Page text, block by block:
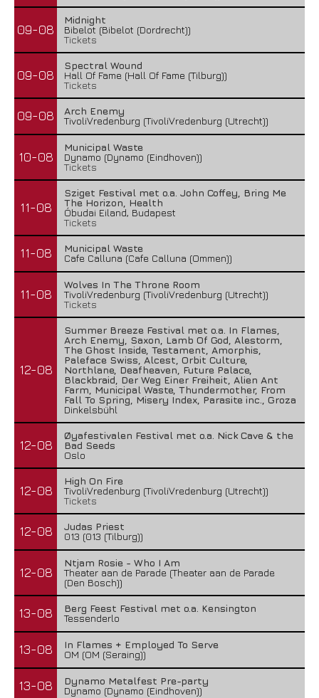
09-08
Midnight
Bibelot (Bibelot (Dordrecht))
Tickets
09-08
Spectral Wound
Hall Of Fame (Hall Of Fame (Tilburg))
Tickets
09-08
Arch Enemy
TivoliVredenburg (TivoliVredenburg (Utrecht))
10-08
Municipal Waste
Dynamo (Dynamo (Eindhoven))
Tickets
11-08
Sziget Festival met o.a. John Coffey, Bring Me
The Horizon, Health
Óbudai Eiland, Budapest
Tickets
11-08
Municipal Waste
Cafe Calluna (Cafe Calluna (Ommen))
11-08
Wolves In The Throne Room
TivoliVredenburg (TivoliVredenburg (Utrecht))
Tickets
12-08
Summer Breeze Festival met o.a. In Flames,
Arch Enemy, Saxon, Lamb Of God, Alestorm,
The Ghost Inside, Testament, Amorphis,
Paleface Swiss, Alcest, Orbit Culture,
Northlane, Deafheaven, Future Palace,
Blackbraid, Der Weg Einer Freiheit, Alien Ant
Farm, Municipal Waste, Thundermother, From
Fall To Spring, Misery Index, Parasite inc., Groza
Dinkelsbühl
12-08
Øyafestivalen Festival met o.a. Nick Cave & the
Bad Seeds
Oslo
12-08
High On Fire
TivoliVredenburg (TivoliVredenburg (Utrecht))
Tickets
12-08
Judas Priest
013 (013 (Tilburg))
12-08
Ntjam Rosie - Who I Am
Theater aan de Parade (Theater aan de Parade
(Den Bosch))
13-08
Berg Feest Festival met o.a. Kensington
Tessenderlo
13-08
In Flames + Employed To Serve
OM (OM (Seraing))
13-08
Dynamo Metalfest Pre-party
Dynamo (Dynamo (Eindhoven))